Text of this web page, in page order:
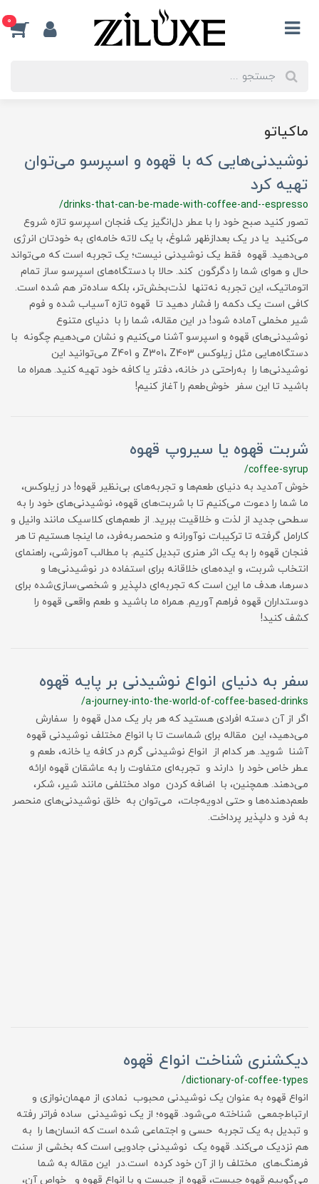
0
ماکیاتو
نوشیدنی‌هایی که با قهوه و اسپرسو می‌توان
تهیه کرد
/drinks-that-can-be-made-with-coffee-and--espresso
تصور کنید صبح خود را با عطر دل‌انگیز یک فنجان اسپرسو تازه شروع
می‌کنید یا در یک بعدازظهر شلوغ، با یک لاته خامه‌ای به خودتان انرژی
می‌دهید. قهوه فقط یک نوشیدنی نیست؛ یک تجربه است که می‌تواند
حال و هوای شما را دگرگون کند. حالا با دستگاه‌های اسپرسو ساز تمام
اتوماتیک، این تجربه نه‌تنها لذت‌بخش‌تر، بلکه ساده‌تر هم شده است.
کافی است یک دکمه را فشار دهید تا قهوه تازه آسیاب شده و فوم
شیر مخملی آماده شود! در این مقاله، شما را با دنیای متنوع
نوشیدنی‌های قهوه و اسپرسو آشنا می‌کنیم و نشان می‌دهیم چگونه با
دستگاه‌هایی مثل زیلوکس Z301، Z403 و Z401 می‌توانید این
نوشیدنی‌ها را به‌راحتی در خانه، دفتر یا کافه خود تهیه کنید. همراه ما
باشید تا این سفر خوش‌طعم را آغاز کنیم!
شربت قهوه یا سیروپ قهوه
/coffee-syrup
خوش آمدید به دنیای طعم‌ها و تجربه‌های بی‌نظیر قهوه! در زیلوکس،
ما شما را دعوت می‌کنیم تا با شربت‌های قهوه، نوشیدنی‌های خود را به
سطحی جدید از لذت و خلاقیت ببرید. از طعم‌های کلاسیک مانند وانیل و
کارامل گرفته تا ترکیبات نوآورانه و منحصربه‌فرد، ما اینجا هستیم تا هر
فنجان قهوه را به یک اثر هنری تبدیل کنیم. با مطالب آموزشی، راهنمای
انتخاب شربت، و ایده‌های خلاقانه برای استفاده در نوشیدنی‌ها و
دسرها، هدف ما این است که تجربه‌ای دلپذیر و شخصی‌سازی‌شده برای
دوستداران قهوه فراهم آوریم. همراه ما باشید و طعم واقعی قهوه را
کشف کنید!
سفر به دنیای انواع نوشیدنی بر پایه قهوه
/a-journey-into-the-world-of-coffee-based-drinks
اگر از آن دسته افرادی هستید که هر بار یک مدل قهوه را سفارش
می‌دهید، این مقاله برای شماست تا با انواع مختلف نوشیدنی قهوه
آشنا شوید. هر کدام از انواع نوشیدنی گرم در کافه یا خانه، طعم و
عطر خاص خود را دارند و تجربه‌ای متفاوت را به عاشقان قهوه ارائه
می‌دهند. همچنین، با اضافه کردن مواد مختلفی مانند شیر، شکر،
طعم‌دهنده‌ها و حتی ادویه‌جات، می‌توان به خلق نوشیدنی‌های منحصر
به فرد و دلپذیر پرداخت.
دیکشنری شناخت انواع قهوه
/dictionary-of-coffee-types
انواع قهوه به عنوان یک نوشیدنی محبوب نمادی از مهمان‌نوازی و
ارتباط‌جمعی شناخته می‌شود. قهوه؛ از یک نوشیدنی ساده فراتر رفته
و تبدیل به یک تجربه حسی و اجتماعی شده است که انسان‌ها را به
هم نزدیک می‌کند. قهوه یک نوشیدنی جادویی است که بخشی از سنت
فرهنگ‌های مختلف را از آن خود کرده است.در این مقاله به شما
می‌گوییم قهوه چیست، قهوه از چیست و با انواع قهوه و خواص آن،